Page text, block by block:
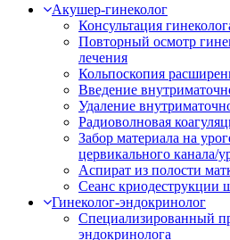
Акушер-гинеколог
Консультация
Повторный осмотр
лечения
Кольпоскопия
Введение
Удаление
Радиоволновая
Забор материала на
цервикального канала/
Аспират из полости
Сеанс криодеструкции
Гинеколог-эндокринолог
Специализированный
эндокринолога